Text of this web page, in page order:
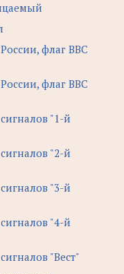
флаг ВВС
флаг ВВС
"1-й
"2-й
"3-й
"4-й
"Вест"